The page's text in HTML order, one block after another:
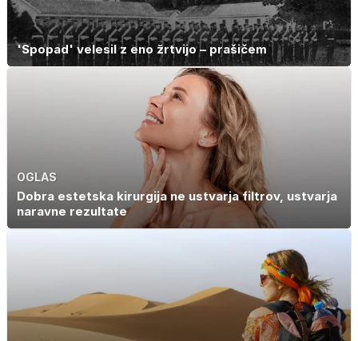
'Spopad' velesil z eno žrtvijo – prašičem
OGLAS
Dobra estetska kirurgija ne ustvarja filtrov, ustvarja
naravne rezultate